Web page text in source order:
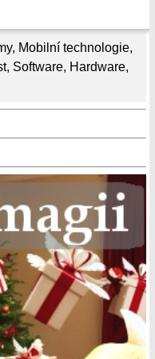
, Mobilní technologie,
, Software, Hardware,